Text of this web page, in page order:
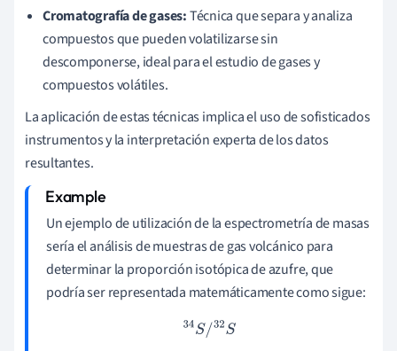
Cromatografía de gases:Técnica que separa y analiza
compuestos que pueden volatilizarse sin
descomponerse, ideal para el estudio de gases y
compuestos volátiles.
La aplicación de estas técnicas implica el uso de sofisticados
instrumentos y la interpretación experta de los datos
resultantes.
Un ejemplo de utilización de la espectrometría de masas
sería el análisis de muestras de gas volcánico para
determinar la proporción isotópica de azufre, que
podría ser representada matemáticamente como sigue:
34S/32S